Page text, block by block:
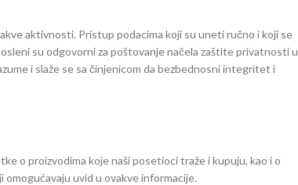
aktivnosti. Pristup podacima koji su uneti ručno i koji se
su odgovorni za poštovanje načela zaštite privatnosti u
i slaže se sa činjenicom da bezbednosni integritet i
o proizvodima koje naši posetioci traže i kupuju, kao i o
omogućavaju uvid u ovakve informacije.